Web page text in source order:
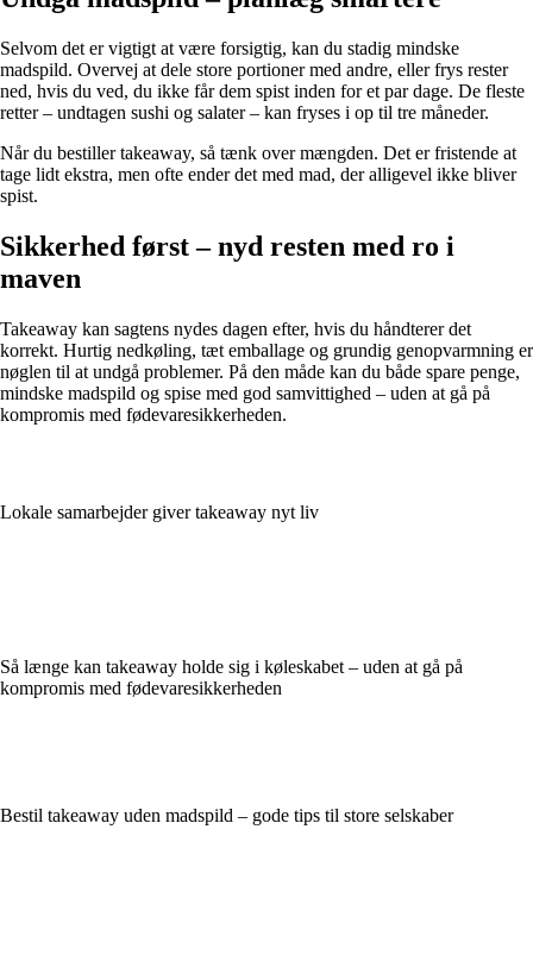
Selvom det er vigtigt at være forsigtig, kan du stadig mindske
madspild. Overvej at dele store portioner med andre, eller frys rester
ned, hvis du ved, du ikke får dem spist inden for et par dage. De fleste
retter – undtagen sushi og salater – kan fryses i op til tre måneder.
Når du bestiller takeaway, så tænk over mængden. Det er fristende at
tage lidt ekstra, men ofte ender det med mad, der alligevel ikke bliver
spist.
Sikkerhed først – nyd resten med ro i
maven
Takeaway kan sagtens nydes dagen efter, hvis du håndterer det
korrekt. Hurtig nedkøling, tæt emballage og grundig genopvarmning er
nøglen til at undgå problemer. På den måde kan du både spare penge,
mindske madspild og spise med god samvittighed – uden at gå på
kompromis med fødevaresikkerheden.
Lokale samarbejder giver takeaway nyt liv
Så længe kan takeaway holde sig i køleskabet – uden at gå på
kompromis med fødevaresikkerheden
Bestil takeaway uden madspild – gode tips til store selskaber